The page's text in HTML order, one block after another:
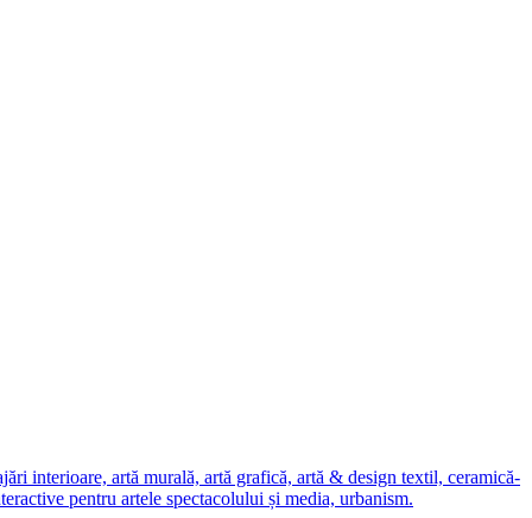
interioare, artă murală, artă grafică, artă & design textil, ceramică-
pentru artele spectacolului și media, urbanism.